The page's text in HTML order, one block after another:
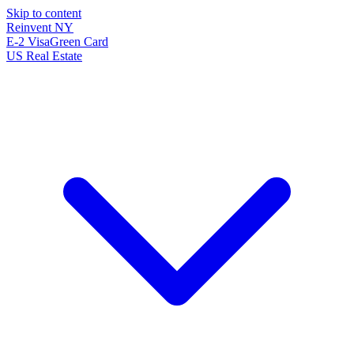
Skip to content
Reinvent NY
E-2 VisaGreen Card
US Real Estate